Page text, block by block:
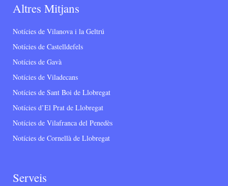
Altres Mitjans
Notícies de Vilanova i la Geltrú
Notícies de Castelldefels
Notícies de Gavà
Notícies de Viladecans
Notícies de Sant Boi de Llobregat
Notícies d’El Prat de Llobregat
Notícies de Vilafranca del Penedès
Notícies de Cornellà de Llobregat
Serveis